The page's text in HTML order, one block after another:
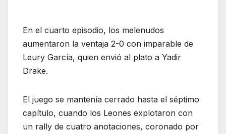
En el cuarto episodio, los melenudos
aumentaron la ventaja 2-0 con imparable de
Leury García, quien envió al plato a Yadir
Drake.
El juego se mantenía cerrado hasta el séptimo
capítulo, cuando los Leones explotaron con
un rally de cuatro anotaciones, coronado por